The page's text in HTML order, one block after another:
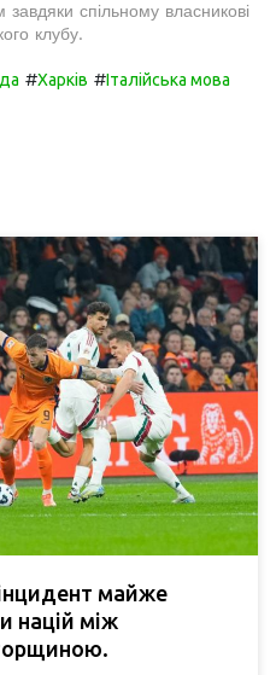
спільному власникові
клубу.
#Харків #Італійська мова
майже
націй між